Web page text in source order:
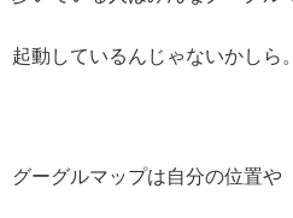
起動しているんじゃないかしら。
グーグルマップは自分の位置や